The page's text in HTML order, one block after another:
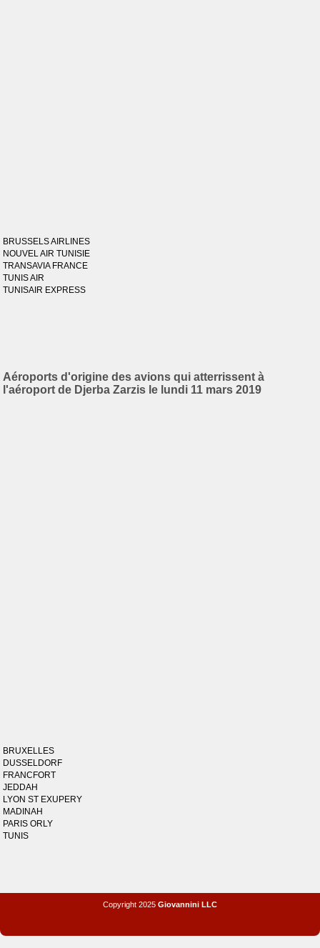
BRUSSELS AIRLINES
NOUVEL AIR TUNISIE
TRANSAVIA FRANCE
TUNIS AIR
TUNISAIR EXPRESS
Aéroports d'origine des avions qui atterrissent à
l'aéroport de Djerba Zarzis le lundi 11 mars 2019
BRUXELLES
DUSSELDORF
FRANCFORT
JEDDAH
LYON ST EXUPERY
MADINAH
PARIS ORLY
TUNIS
Copyright 2025 Giovannini LLC